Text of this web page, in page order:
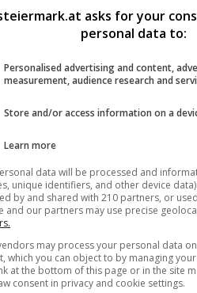
asks for your
personal data to:
Personalised advertising and content,
measurement, audience research and
Store and/or access information on a
Learn more
data will be processed and
unique identifiers, and other device
by and shared with 210 partners, or
and our partners may use precise
may process your personal data
which you can object to by managing
at the bottom of this page or in the site
consent in privacy and cookie settings.